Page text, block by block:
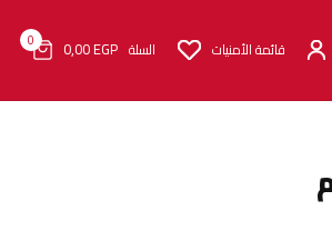
قائمة الأمنيات السلة 0٫00EGP
0